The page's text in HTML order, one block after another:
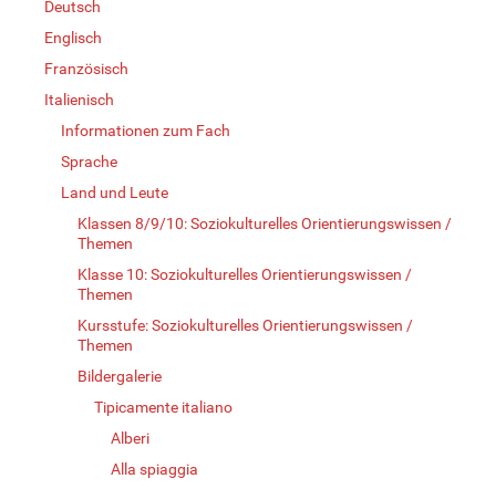
Deutsch
Englisch
Französisch
Italienisch
Informationen zum Fach
Sprache
Land und Leute
Klassen 8/9/10: Soziokulturelles Orientierungswissen /
Themen
Klasse 10: Soziokulturelles Orientierungswissen /
Themen
Kursstufe: Soziokulturelles Orientierungswissen /
Themen
Bildergalerie
Tipicamente italiano
Alberi
Alla spiaggia